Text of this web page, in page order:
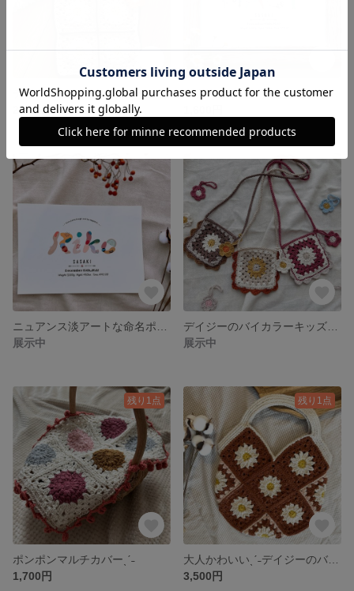
デイジーのミニニットトート/黒とベージュˎˊ˗
2,500円
エクレクティックなおなまえポスターˎˊ˗
展示中
展示中
残り1点
ポンポンマルチカバーˎˊ˗
1,700円
残り1点
3,500円